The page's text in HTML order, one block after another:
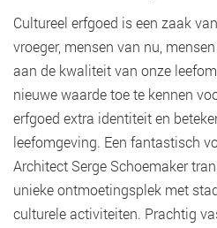
Cultureel erfgoed is een zaak
vroeger, mensen van nu,
aan de kwaliteit van onze
nieuwe waarde toe te kennen
erfgoed extra identiteit en
leefomgeving. Een fantastisch
Architect Serge Schoemaker
unieke ontmoetingsplek met
culturele activiteiten. Prachtig